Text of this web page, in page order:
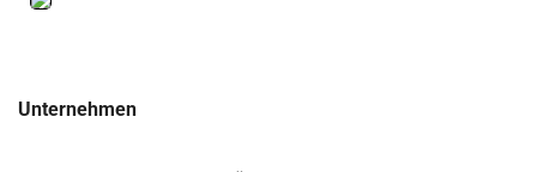
Unternehmen